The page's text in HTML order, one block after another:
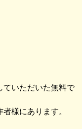
ていただいた無料で
様にあります。